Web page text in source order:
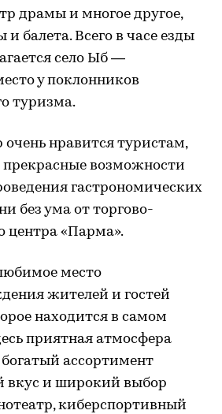
драмы и многое другое,
балета. Всего в часе езды
село Ыб —
у поклонников
туризма.
нравится туристам,
прекрасные возможности
гастрономических
без ума от торгово-
центра «Парма».
место
жителей и гостей
находится в самом
приятная атмосфера
ассортимент
вкус и широкий выбор
киберспортивный